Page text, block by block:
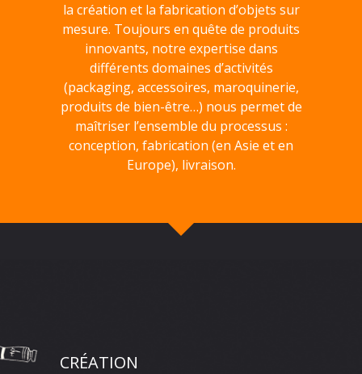
la création et la fabrication d’objets sur
mesure. Toujours en quête de produits
innovants, notre expertise dans
différents domaines d’activités
(packaging, accessoires, maroquinerie,
produits de bien-être…) nous permet de
maîtriser l’ensemble du processus :
conception, fabrication (en Asie et en
Europe), livraison.
CRÉATION